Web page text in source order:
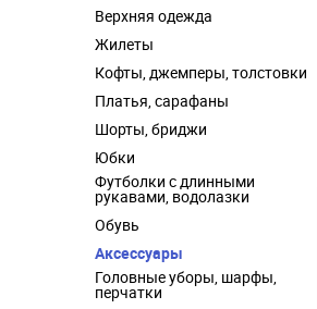
Верхняя одежда
Жилеты
Кофты, джемперы, толстовки
Платья, сарафаны
Шорты, бриджи
Юбки
Футболки с длинными
рукавами, водолазки
Обувь
Аксессуары
Головные уборы, шарфы,
перчатки